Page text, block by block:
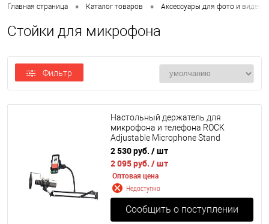
Главная страница • Каталог товаров • Аксессуары для фото и видео
Стойки для микрофона
Фильтр
Настольный держатель для
микрофона и телефона ROCK
Adjustable Microphone Stand
2 530 руб. / шт
2 095 руб. / шт
Оптовая цена
Недоступно
Сообщить о поступлении